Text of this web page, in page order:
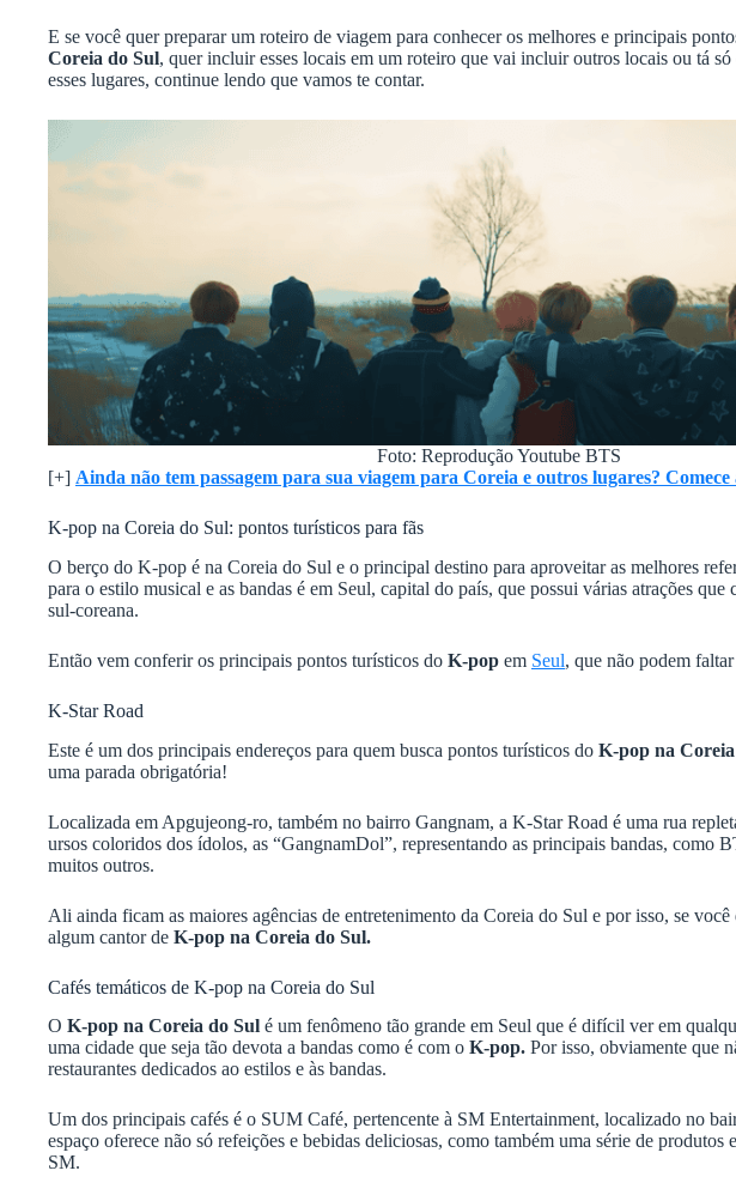
E se você quer preparar um roteiro de viagem para conhecer os melhores e principais
Coreia do Sul, quer incluir esses locais em um roteiro que vai incluir outros locais ou tá só
esses lugares, continue lendo que vamos te contar.
Foto: Reprodução Youtube BTS
[+] Ainda não tem passagem para sua viagem para Coreia e outros lugares?
K-pop na Coreia do Sul: pontos turísticos para fãs
O berço do K-pop é na Coreia do Sul e o principal destino para aproveitar as melhores
para o estilo musical e as bandas é em Seul, capital do país, que possui várias atrações
sul-coreana.
Então vem conferir os principais pontos turísticos do K-pop em Seul, que não podem
K-Star Road
Este é um dos principais endereços para quem busca pontos turísticos do K-pop na
uma parada obrigatória!
Localizada em Apgujeong-ro, também no bairro Gangnam, a K-Star Road é uma rua
ursos coloridos dos ídolos, as “GangnamDol”, representando as principais bandas, como
muitos outros.
Ali ainda ficam as maiores agências de entretenimento da Coreia do Sul e por isso, se
algum cantor de K-pop na Coreia do Sul.
Cafés temáticos de K-pop na Coreia do Sul
O K-pop na Coreia do Sul é um fenômeno tão grande em Seul que é difícil ver em
uma cidade que seja tão devota a bandas como é com o K-pop. Por isso, obviamente que
restaurantes dedicados ao estilos e às bandas.
Um dos principais cafés é o SUM Café, pertencente à SM Entertainment, localizado no
espaço oferece não só refeições e bebidas deliciosas, como também uma série de produtos
SM.